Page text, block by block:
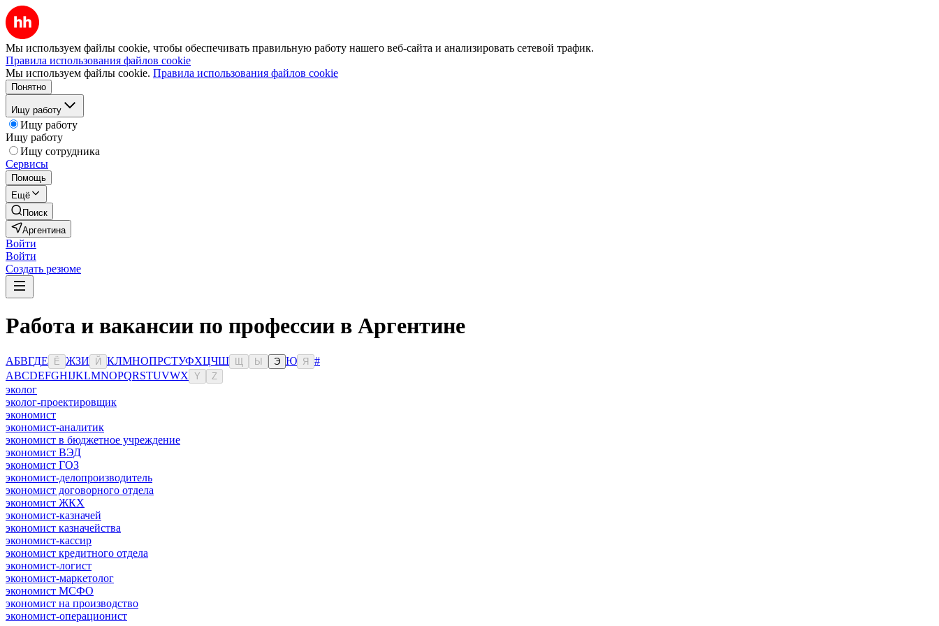
Мы используем файлы cookie, чтобы обеспечивать правильную работу нашего веб-сайта и анализировать сетевой трафик.
Правила использования файлов cookie
Мы используем файлы cookie. Правила использования файлов cookie
Понятно
Ищу работу
Ищу работу
Ищу работу
Ищу сотрудника
Сервисы
Помощь
Ещё
Поиск
Аргентина
Войти
Войти
Создать резюме
Работа и вакансии по профессии в Аргентине
АБВГДЕ Ё ЖЗИ Й КЛМНОПРСТУФХЦЧШ Ы Э Ю Я
#
ABCDEFGHIJKLMNOPQRSTUVWX Y Z
эколог
эколог-проектировщик
экономист
экономист-аналитик
экономист в бюджетное учреждение
экономист ВЭД
экономист ГОЗ
экономист-делопроизводитель
экономист договорного отдела
экономист ЖКХ
экономист-казначей
экономист казначейства
экономист-кассир
экономист кредитного отдела
экономист-логист
экономист-маркетолог
экономист МСФО
экономист на производство
экономист-операционист